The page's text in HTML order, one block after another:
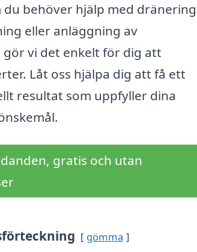
du behöver hjälp med
eller anläggning av
vi det enkelt för dig att
Låt oss hjälpa dig att få ett
resultat som uppfyller dina
gratis och utan
gömma